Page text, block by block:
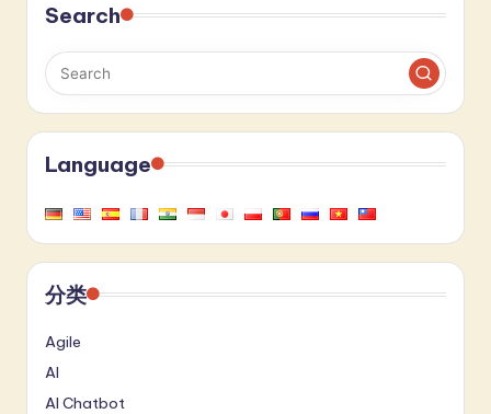
Search
Language
分类
Agile
AI
AI Chatbot